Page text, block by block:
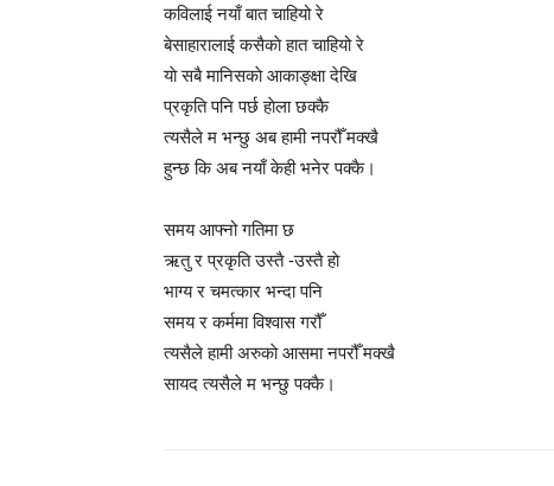
कविलाई नयाँ बात चाहियो रे
बेसाहारालाई कसैकाे हात चाहियो रे
याे सबै मानिसकाे आकाङ्क्षा देखि
प्रकृति पनि पर्छ हाेला छक्कै
त्यसैले म भन्छु अब हामी नपरौँ मक्खै
हुन्छ कि अब नयाँ केही भनेर पक्कै।
समय आफ्नो गतिमा छ
ऋतु र प्रकृति उस्तै -उस्तै हाे
भाग्य र चमत्कार भन्दा पनि
समय र कर्ममा विश्वास गरौँ
त्यसैले हामी अरुकाे आसमा नपरौँ मक्खै
सायद त्यसैले म भन्छु पक्कै।